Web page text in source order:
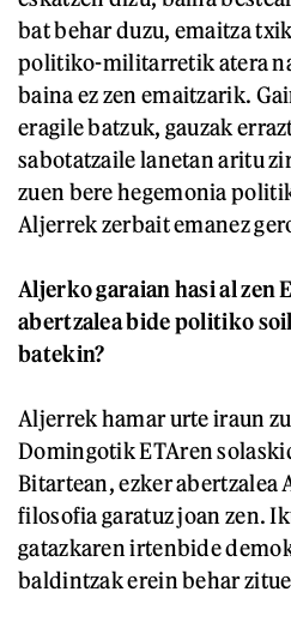
bat behar duzu, emaitza
politiko-militarretik atera
baina ez zen emaitzarik.
eragile batzuk, gauzak
sabotatzaile lanetan aritu
zuen bere hegemonia
Aljerrek zerbait emanez
Aljerko garaian hasi al zen
abertzalea bide politiko
batekin?
Aljerrek hamar urte iraun
Domingotik ETAren
Bitartean, ezker abertzalea
filosofia garatuz joan zen.
gatazkaren irtenbide
baldintzak erein behar